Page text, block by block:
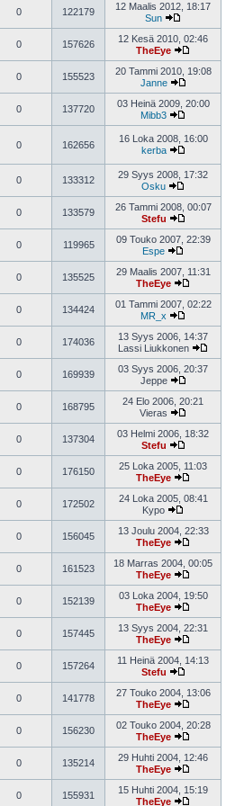
0 122179
12 Maalis 2012, 18:17
Sun
0 157626
12 Kesä 2010, 02:46
TheEye
0 155523
20 Tammi 2010, 19:08
Janne
0 137720
03 Heinä 2009, 20:00
Mibb3
0 162656
16 Loka 2008, 16:00
kerba
0 133312
29 Syys 2008, 17:32
Osku
0 133579
26 Tammi 2008, 00:07
Stefu
0 119965
09 Touko 2007, 22:39
Espe
0 135525
29 Maalis 2007, 11:31
TheEye
0 134424
01 Tammi 2007, 02:22
MR_x
0 174036
13 Syys 2006, 14:37
Lassi Liukkonen
0 169939
03 Syys 2006, 20:37
Jeppe
0 168795
24 Elo 2006, 20:21
Vieras
0 137304
03 Helmi 2006, 18:32
Stefu
0 176150
25 Loka 2005, 11:03
TheEye
0 172502
24 Loka 2005, 08:41
Kypo
0 156045
13 Joulu 2004, 22:33
TheEye
0 161523
18 Marras 2004, 00:05
TheEye
0 152139
03 Loka 2004, 19:50
TheEye
0 157445
13 Syys 2004, 22:31
TheEye
0 157264
11 Heinä 2004, 14:13
Stefu
0 141778
27 Touko 2004, 13:06
TheEye
0 156230
02 Touko 2004, 20:28
TheEye
0 135214
29 Huhti 2004, 12:46
TheEye
0 155931
15 Huhti 2004, 15:19
TheEye